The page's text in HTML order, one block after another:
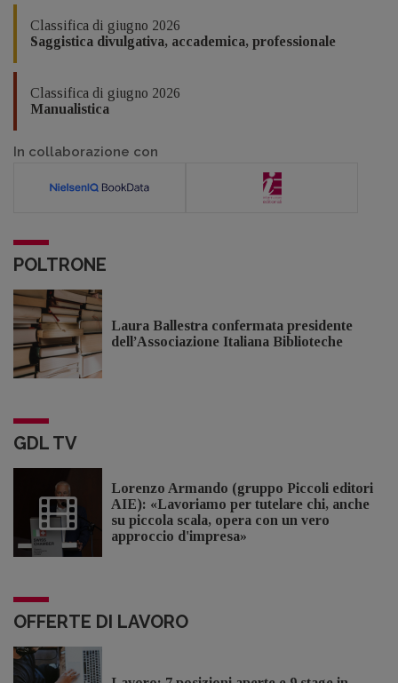
Classifica di giugno 2026
Saggistica divulgativa, accademica, professionale
Classifica di giugno 2026
Manualistica
In collaborazione con
POLTRONE
Laura Ballestra confermata presidente
dell’Associazione Italiana Biblioteche
GDL TV
Lorenzo Armando (gruppo Piccoli editori
AIE): «Lavoriamo per tutelare chi, anche
su piccola scala, opera con un vero
approccio d'impresa»
OFFERTE DI LAVORO